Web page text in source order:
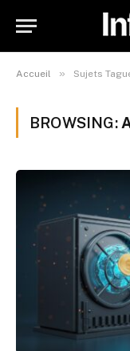
Accueil » Sujets
BROWSING: